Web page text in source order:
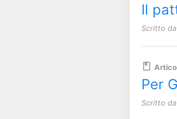
Il
Scritto da
Per
Scritto da